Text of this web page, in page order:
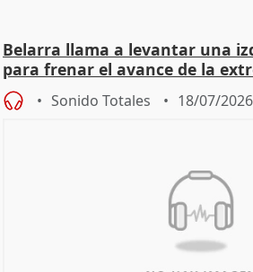
Belarra llama a levantar una
para frenar el avance de la
Sonido Totales 18/07/2026